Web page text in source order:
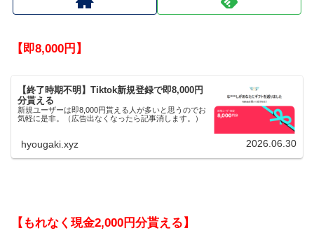
【即8,000円】
【終了時期不明】Tiktok新規登録で即8,000円
分貰える
新規ユーザーは即8,000円貰える人が多いと思うのでお
気軽に是非。（広告出なくなったら記事消します。）
hyougaki.xyz 2026.06.30
【もれなく現金2,000円分貰える】